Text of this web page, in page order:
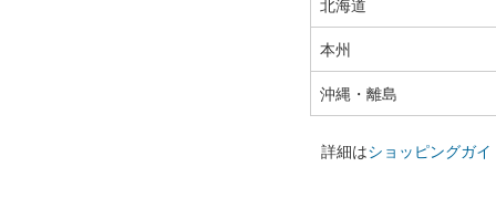
北海道
本州
沖縄・離島
詳細はショッピングガイ